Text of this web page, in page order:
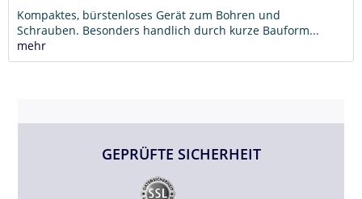
Kompaktes, bürstenloses Gerät zum Bohren und
Schrauben. Besonders handlich durch kurze Bauform...
mehr
GEPRÜFTE SICHERHEIT